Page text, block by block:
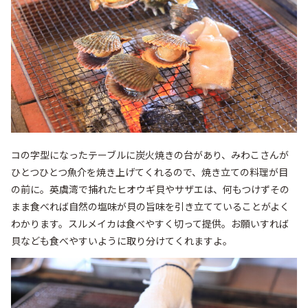
コの字型になったテーブルに炭火焼きの台があり、みわこさんが
ひとつひとつ魚介を焼き上げてくれるので、焼き立ての料理が目
の前に。英虞湾で捕れたヒオウギ貝やサザエは、何もつけずその
まま食べれば自然の塩味が貝の旨味を引き立てていることがよく
わかります。スルメイカは食べやすく切って提供。お願いすれば
貝なども食べやすいように取り分けてくれますよ。